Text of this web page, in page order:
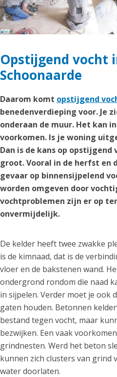
Opstijgend vocht
Schoonaarde
Daarom komt opstijgend
benedenverdieping voor. Je
onderaan de muur. Het kan
voorkomen. Is je woning
Dan is de kans op
groot. Vooral in de herfst en
gevaar op binnensijpelend
worden omgeven door
vochtproblemen zijn er op
onvermijdelijk.
De kelder heeft twee zwakke
is de kimnaad, dat is de
vloer en de bakstenen wand.
ondergrond rondom die naad
in sijpelen. Verder moet je ook
gaten houden. Betonnen
bestand tegen vocht, maar
bezwijken. Een vaak
grindnesten. Werd het beton
kunnen zich clusters van grind
water doorlaten.